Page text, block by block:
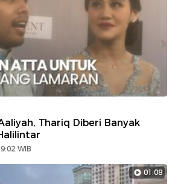
Thariq Diberi Banyak
WIB
01:08